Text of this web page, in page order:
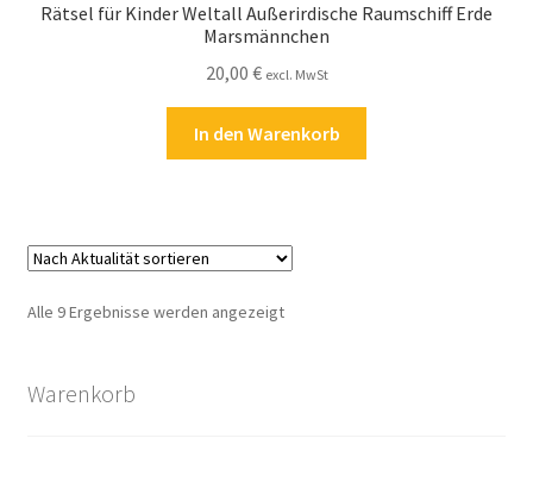
Rätsel für Kinder Weltall Außerirdische Raumschiff Erde
Marsmännchen
20,00 € excl. MwSt
In den Warenkorb
Alle 9 Ergebnisse werden angezeigtNach
Warenkorb